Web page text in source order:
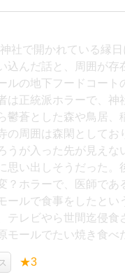
神社で開かれている縁
込んだ話と、周囲が存
ルの地下フードコート
は正統派ホラーで、神
鬱蒼とした森や鳥居、
の周囲は森閑としてお
うが入った先が見えな
思い出しそうだった。
？ホラーで、医師であ
ールで食事をしたとい
テレビやら世間迄侵食
モールでたい焼き食べ
★3